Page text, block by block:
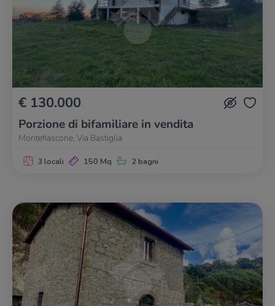
€ 130.000
Porzione di bifamiliare in vendita
Montefiascone, Via Bastiglia
3 locali 150 Mq 2 bagni